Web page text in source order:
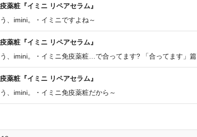
薬粧『イミニ リペアセラム』
、imini。・イミニですよね～
薬粧『イミニ リペアセラム』
、imini。・イミニ免疫薬粧…で合ってます? 「合ってます」篇
薬粧『イミニ リペアセラム』
、imini。・イミニ免疫薬粧だから～